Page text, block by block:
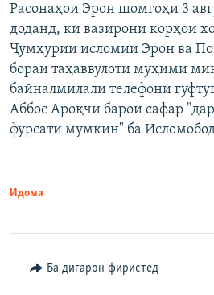
Расонаҳои Эрон шомгоҳи 3
доданд, ки вазирони корҳои
Ҷумҳурии исломии Эрон ва
бораи таҳаввулоти муҳими
байналмилалӣ телефонӣ
Аббос Ароқчӣ барои сафар
фурсати мумкин" ба
Идома
Ба дигарон фиристед